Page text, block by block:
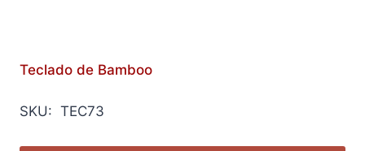
Teclado de Bamboo
SKU: TEC73